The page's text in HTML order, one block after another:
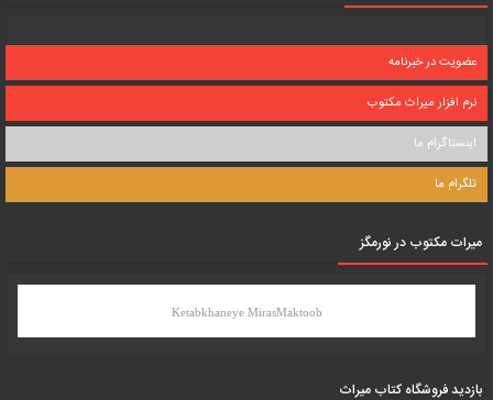
عضویت در خبرنامه
نرم افزار میراث مکتوب
اینستاگرام ما
تلگرام ما
میرات مکتوب در نورمگز
Ketabkhaneye MirasMaktoob
بازدید فروشگاه کتاب میراث